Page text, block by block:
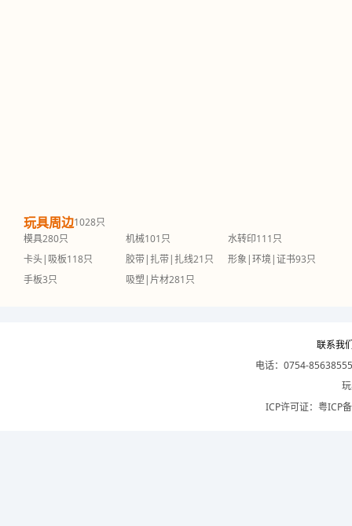
玩具周边1028只
模具280只 机械101只 水转印111只
卡头|吸板118只 胶带|扎带|扎线21只 形象|环境|证书93只
手板3只 吸塑|片材281只
联系我
电话：0754-
ICP许可证： 粤ICP